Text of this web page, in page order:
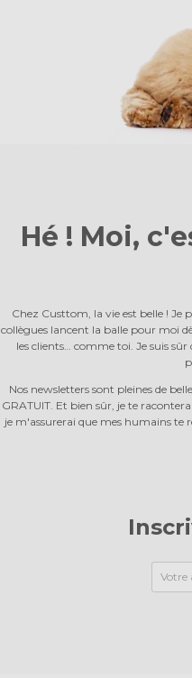
Hé ! Moi,
Chez Custtom, la vie est belle ! Je
collègues lancent la balle pour moi
les clients… comme toi. Je suis
Nos newsletters sont pleines de
GRATUIT. Et bien sûr, je te
je m'assurerai que mes humains te